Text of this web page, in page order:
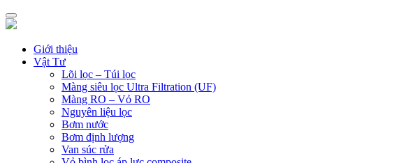
Giới thiệu
Vật Tư
Lõi lọc – Túi lọc
Màng siêu lọc Ultra Filtration (UF)
Màng RO – Vỏ RO
Nguyên liệu lọc
Bơm nước
Bơm định lượng
Van súc rửa